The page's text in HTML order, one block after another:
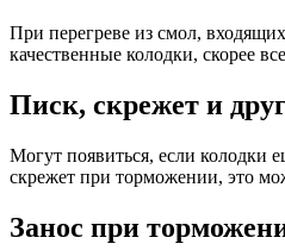
При перегреве из смол,
качественные колодки, скорее
Писк, скрежет и
Могут появиться, если колодки
скрежет при торможении, это
Занос при